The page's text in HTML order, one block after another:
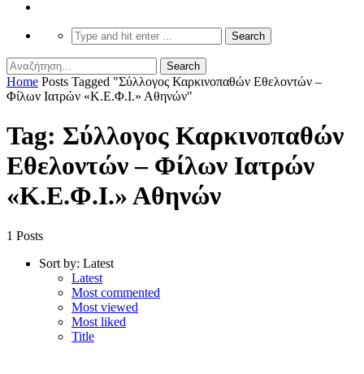
Home Posts Tagged "Σύλλογος Καρκινοπαθών Εθελοντών –
Φίλων Ιατρών «Κ.Ε.Φ.Ι.» Αθηνών"
Tag: Σύλλογος Καρκινοπαθών
Εθελοντών – Φίλων Ιατρών
«Κ.Ε.Φ.Ι.» Αθηνών
1 Posts
Sort by: Latest
Latest
Most commented
Most viewed
Most liked
Title